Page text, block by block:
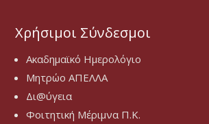
Χρήσιμοι Σύνδεσμοι
Ακαδημαϊκό Ημερολόγιο
Μητρώο ΑΠΕΛΛΑ
Δι@ύγεια
Φοιτητική Μέριμνα Π.Κ.